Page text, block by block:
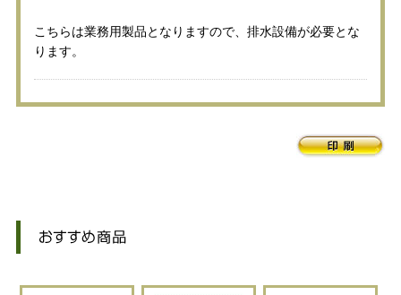
こちらは業務用製品となりますので、排水設備が必要とな
ります。